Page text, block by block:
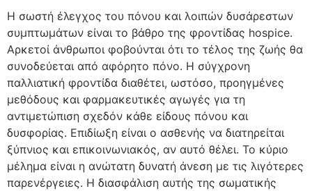
Η σωστή έλεγχος του πόνου και λοιπών δυσάρεστων
συμπτωμάτων είναι το βάθρο της φροντίδας hospice.
Αρκετοί άνθρωποι φοβούνται ότι το τέλος της ζωής θα
συνοδεύεται από αφόρητο πόνο. Η σύγχρονη
παλλιατική φροντίδα διαθέτει, ωστόσο, προηγμένες
μεθόδους και φαρμακευτικές αγωγές για τη
αντιμετώπιση σχεδόν κάθε είδους πόνου και
δυσφορίας. Επιδίωξη είναι ο ασθενής να διατηρείται
ξύπνιος και επικοινωνιακός, αν αυτό θέλει. Το κύριο
μέλημα είναι η ανώτατη δυνατή άνεση με τις λιγότερες
παρενέργειες. Η διασφάλιση αυτής της σωματικής